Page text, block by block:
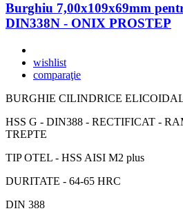
Burghiu 7,00x109x69mm
DIN338N - ONIX PROSTEP
wishlist
comparaţie
BURGHIE CILINDRICE
HSS G - DIN388 - RECTIFICAT -
TREPTE
TIP OTEL - HSS AISI M2 plus
DURITATE - 64-65 HRC
DIN 388